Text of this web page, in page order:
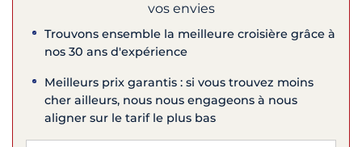
vos envies
Trouvons ensemble la meilleure croisière grâce à
nos 30 ans d'expérience
Meilleurs prix garantis : si vous trouvez moins
cher ailleurs, nous nous engageons à nous
aligner sur le tarif le plus bas